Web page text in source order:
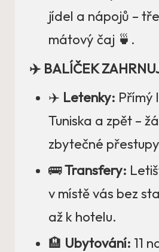
jídel a nápojů –
mátový čaj 🍵.
✈️ BALÍČEK
✈️ Letenky: Přímý
Tuniska a zpět –
zbytečné
🚌Transfery:
v místě vás bez
až k hotelu.
🏨 Ubytování: 11